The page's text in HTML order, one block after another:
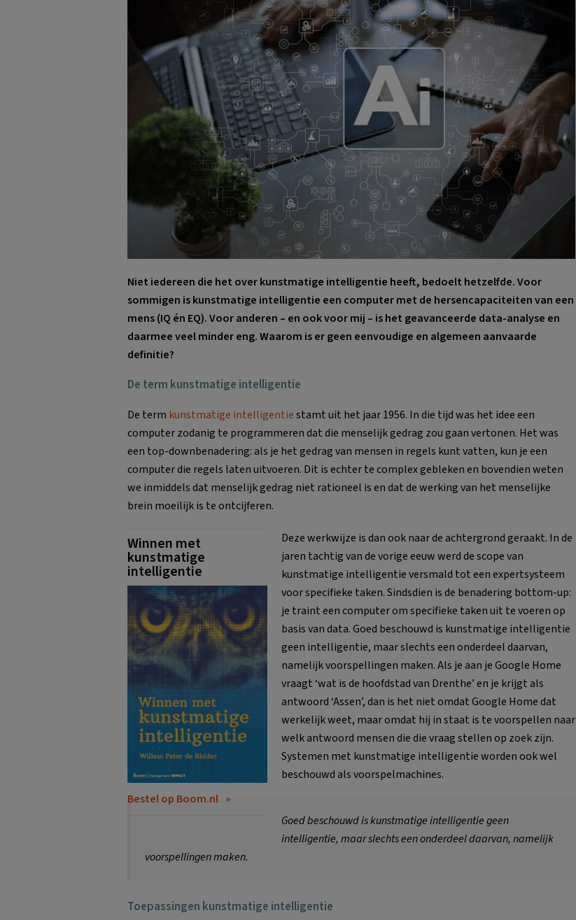
Niet iedereen die het over kunstmatige intelligentie heeft, bedoelt hetzelfde. Voor
sommigen is kunstmatige intelligentie een computer met de hersencapaciteiten van een
mens (IQ én EQ). Voor anderen – en ook voor mij – is het geavanceerde data-analyse en
daarmee veel minder eng. Waarom is er geen eenvoudige en algemeen aanvaarde
definitie?
De term kunstmatige intelligentie
De term kunstmatige intelligentiestamt uit het jaar 1956. In die tijd was het idee een
computer zodanig te programmeren dat die menselijk gedrag zou gaan vertonen. Het was
een top-downbenadering: als je het gedrag van mensen in regels kunt vatten, kun je een
computer die regels laten uitvoeren. Dit is echter te complex gebleken en bovendien weten
we inmiddels dat menselijk gedrag niet rationeel is en dat de werking van het menselijke
brein moeilijk is te ontcijferen.
Winnen met
kunstmatige
intelligentie
Bestel op Boom.nl
Deze werkwijze is dan ook naar de achtergrond geraakt. In de
jaren tachtig van de vorige eeuw werd de scope van
kunstmatige intelligentie versmald tot een expertsysteem
voor specifieke taken. Sindsdien is de benadering bottom-up:
je traint een computer om specifieke taken uit te voeren op
basis van data. Goed beschouwd is kunstmatige intelligentie
geen intelligentie, maar slechts een onderdeel daarvan,
namelijk voorspellingen maken. Als je aan je Google Home
vraagt ‘wat is de hoofdstad van Drenthe’ en je krijgt als
antwoord ‘Assen’, dan is het niet omdat Google Home dat
werkelijk weet, maar omdat hij in staat is te voorspellen naar
welk antwoord mensen die die vraag stellen op zoek zijn.
Systemen met kunstmatige intelligentie worden ook wel
beschouwd als voorspelmachines.
Goed beschouwd is kunstmatige intelligentie geen
intelligentie, maar slechts een onderdeel daarvan, namelijk
voorspellingen maken.
Toepassingen kunstmatige intelligentie